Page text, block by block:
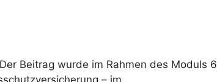
Beitrag wurde im Rahmen des Moduls 6